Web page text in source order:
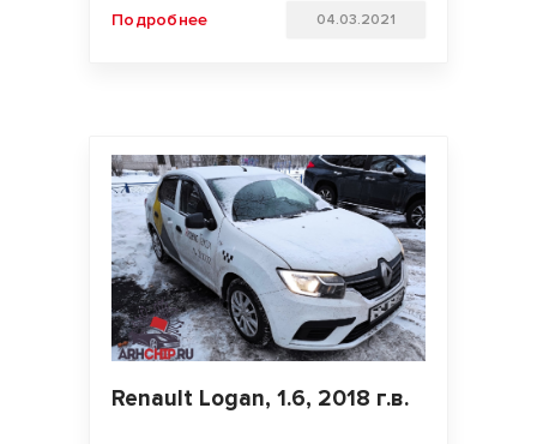
Подробнее 04.03.2021
Renault Logan, 1.6, 2018 г.в.